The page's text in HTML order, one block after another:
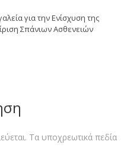
για την Ενίσχυση της
Σπάνιων Ασθενειών
Τα υποχρεωτικά πεδία